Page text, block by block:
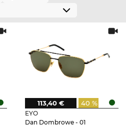
EYO
Dan Dombrowe - 01
40 %
113,40 €